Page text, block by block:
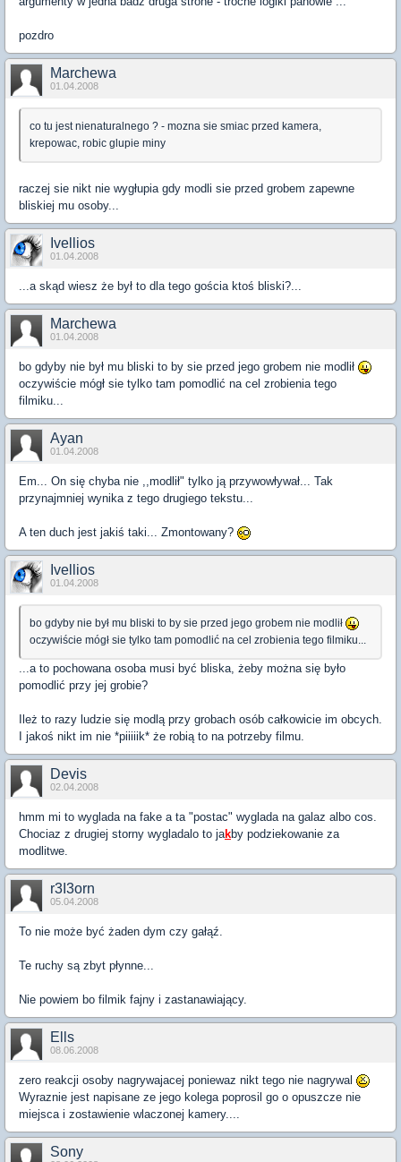
pozdro
Marchewa
01.04.2008
co tu jest nienaturalnego ? - mozna sie smiac przed kamera,
krepowac, robic glupie miny
raczej sie nikt nie wygłupia gdy modli sie przed grobem zapewne
bliskiej mu osoby...
Ivellios
01.04.2008
...a skąd wiesz że był to dla tego gościa ktoś bliski?...
Marchewa
01.04.2008
bo gdyby nie był mu bliski to by sie przed jego grobem nie modlił
oczywiście mógł sie tylko tam pomodlić na cel zrobienia tego
filmiku...
Ayan
01.04.2008
Em... On się chyba nie ,,modlił" tylko ją przywowływał... Tak
przynajmniej wynika z tego drugiego tekstu...
A ten duch jest jakiś taki... Zmontowany?
Ivellios
01.04.2008
bo gdyby nie był mu bliski to by sie przed jego grobem nie modlił
oczywiście mógł sie tylko tam pomodlić na cel zrobienia tego filmiku...
...a to pochowana osoba musi być bliska, żeby można się było
pomodlić przy jej grobie?
Ileż to razy ludzie się modlą przy grobach osób całkowicie im obcych.
I jakoś nikt im nie *piiiiik* że robią to na potrzeby filmu.
Devis
02.04.2008
hmm mi to wyglada na fake a ta "postac" wyglada na galaz albo cos.
Chociaz z drugiej storny wygladalo to jakby podziekowanie za
modlitwe.
r3I3orn
05.04.2008
To nie może być żaden dym czy gałąź.
Te ruchy są zbyt płynne...
Nie powiem bo filmik fajny i zastanawiający.
Ells
08.06.2008
zero reakcji osoby nagrywajacej poniewaz nikt tego nie nagrywal
Wyraznie jest napisane ze jego kolega poprosil go o opuszcze nie
miejsca i zostawienie wlaczonej kamery....
Sony